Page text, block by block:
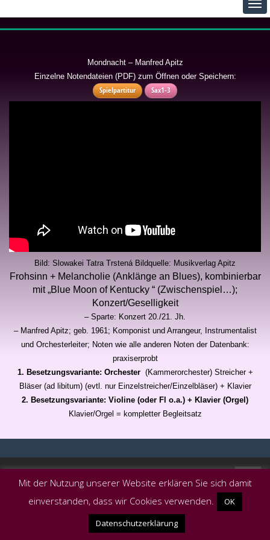
Mondnacht – Manfred Apitz
Einzelne Notendateien (PDF) zum Öffnen oder Speichern:
Spielpartitur Sax1-3
Bild: Slowakei Tatra Trstená Bildquelle: Musikverlag Apitz
Frohsinn + Melancholie (Anklänge an Blues), kombinierbar
mit „Blue Moon of Kentucky “ (Zwischenspiel…);
Konzert/Geselligkeit
– Sparte: Konzert 20./21. Jh.
– Manfred Apitz; geb. 1961; Komponist und Arrangeur, Instrumentalist
und Orchesterleiter; Noten wie alle anderen Noten der Datenbank:
praxiserprobt
1. Besetzungsvariante: Orchester (Kammerorchester) Streicher +
Bläser (ad libitum) (evtl. nur Einzelstreicher/Einzelbläser) + Klavier
2. Besetzungsvariante: Violine (oder Fl o.a.) + Klavier (Orgel)
Klavier/Orgel = kompletter Begleitsatz
Powered byBizzboss WordPress Theme
Mit der Nutzung unserer Website erklären Sie sich damit
einverstanden, dass wir Cookies verwenden.
OK
Datenschutzerklärung